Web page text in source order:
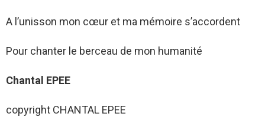
A l’unisson mon cœur et ma mémoire s’accordent
Pour chanter le berceau de mon humanité
Chantal EPEE
copyright CHANTAL EPEE